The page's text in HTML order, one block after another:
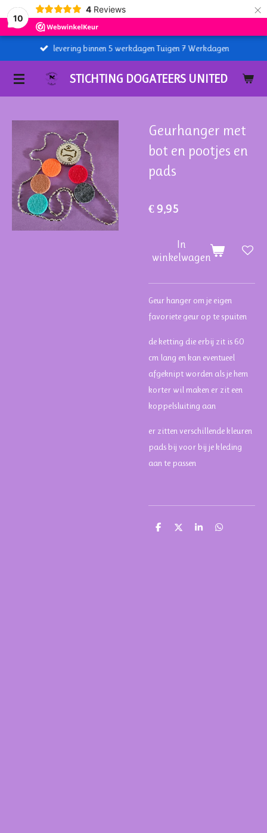
10
4 Reviews ×
STICHTING DOGATEERS UNITED
levering binnen 5 werkdagen Tuigen 7 Werkdagen
Geurhanger met
bot en pootjes en
pads
€ 9,95
In
winkelwagen
Geur hanger om je eigen
favoriete geur op te spuiten
de ketting die erbij zit is 60
cm lang en kan eventueel
afgeknipt worden als je hem
korter wil maken er zit een
koppelsluiting aan
er zitten verschillende kleuren
pads bij voor bij je kleding
aan te passen
D
D
S
D